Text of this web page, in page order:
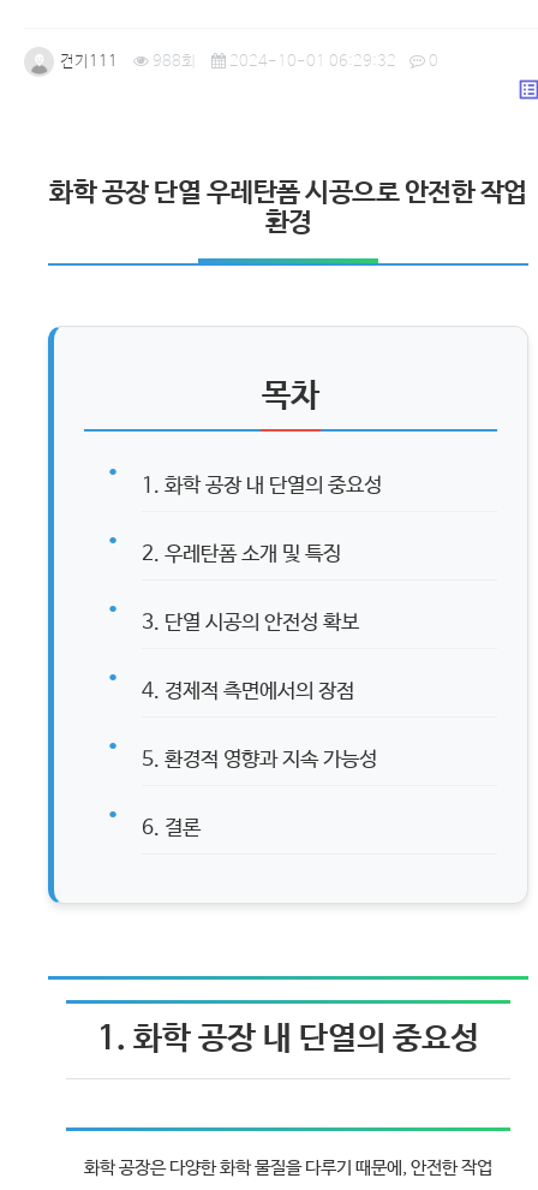
건기111 988회 2024-10-01 06:29:32 0
화학 공장 단열 우레탄폼 시공으로 안전한 작업
환경
목차
1. 화학 공장 내 단열의 중요성
2. 우레탄폼 소개 및 특징
3. 단열 시공의 안전성 확보
4. 경제적 측면에서의 장점
5. 환경적 영향과 지속 가능성
6. 결론
1. 화학 공장 내 단열의 중요성
화학 공장은 다양한 화학 물질을 다루기 때문에, 안전한 작업